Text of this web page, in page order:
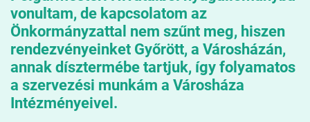
vonultam, de kapcsolatom az
Önkormányzattal nem szűnt meg, hiszen
rendezvényeinket Győrött, a Városházán,
annak dísztermébe tartjuk, így folyamatos
a szervezési munkám a Városháza
Intézményeivel.